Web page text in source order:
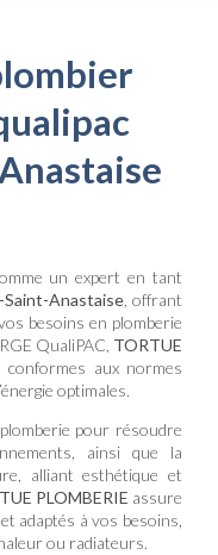
un expert en tant
Anastaise , offrant
besoins en plomberie
QualiPAC, TORTUE
aux normes
optimales.
pour résoudre
ainsi que la
alliant esthétique et
PLOMBERIE assure
adaptés à vos besoins,
ou radiateurs.